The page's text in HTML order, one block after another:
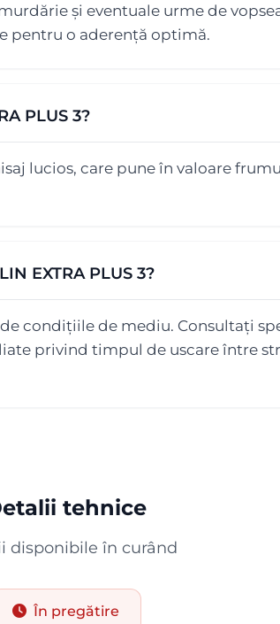
și eventuale urme de
pentru o aderență optimă.
PLUS 3?
lucios, care pune în valoare
EXTRA PLUS 3?
condițiile de mediu. Consultați
privind timpul de uscare între
tehnice
disponibile în curând
În pregătire